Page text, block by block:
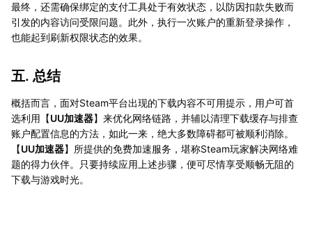
最终，还需确保绑定的支付工具处于有效状态，以防因扣款失败而
引发的内容访问受限问题。此外，执行一次账户的重新登录操作，
也能起到刷新权限状态的效果。
五. 总结
概括而言，面对Steam平台出现的下载内容不可用提示，用户可首
选利用【UU加速器】来优化网络链路，并辅以清理下载缓存与排查
账户配置信息的方法，如此一来，绝大多数障碍都可被顺利消除。
【UU加速器】所提供的免费加速服务，堪称Steam玩家解决网络难
题的得力伙伴。只要持续应用上述步骤，便可尽情享受顺畅无阻的
下载与游戏时光。